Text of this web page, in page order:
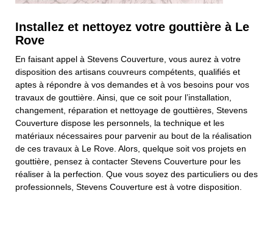
Installez et nettoyez votre gouttière à Le
Rove
En faisant appel à Stevens Couverture, vous aurez à votre
disposition des artisans couvreurs compétents, qualifiés et
aptes à répondre à vos demandes et à vos besoins pour vos
travaux de gouttière. Ainsi, que ce soit pour l’installation,
changement, réparation et nettoyage de gouttières, Stevens
Couverture dispose les personnels, la technique et les
matériaux nécessaires pour parvenir au bout de la réalisation
de ces travaux à Le Rove. Alors, quelque soit vos projets en
gouttière, pensez à contacter Stevens Couverture pour les
réaliser à la perfection. Que vous soyez des particuliers ou des
professionnels, Stevens Couverture est à votre disposition.